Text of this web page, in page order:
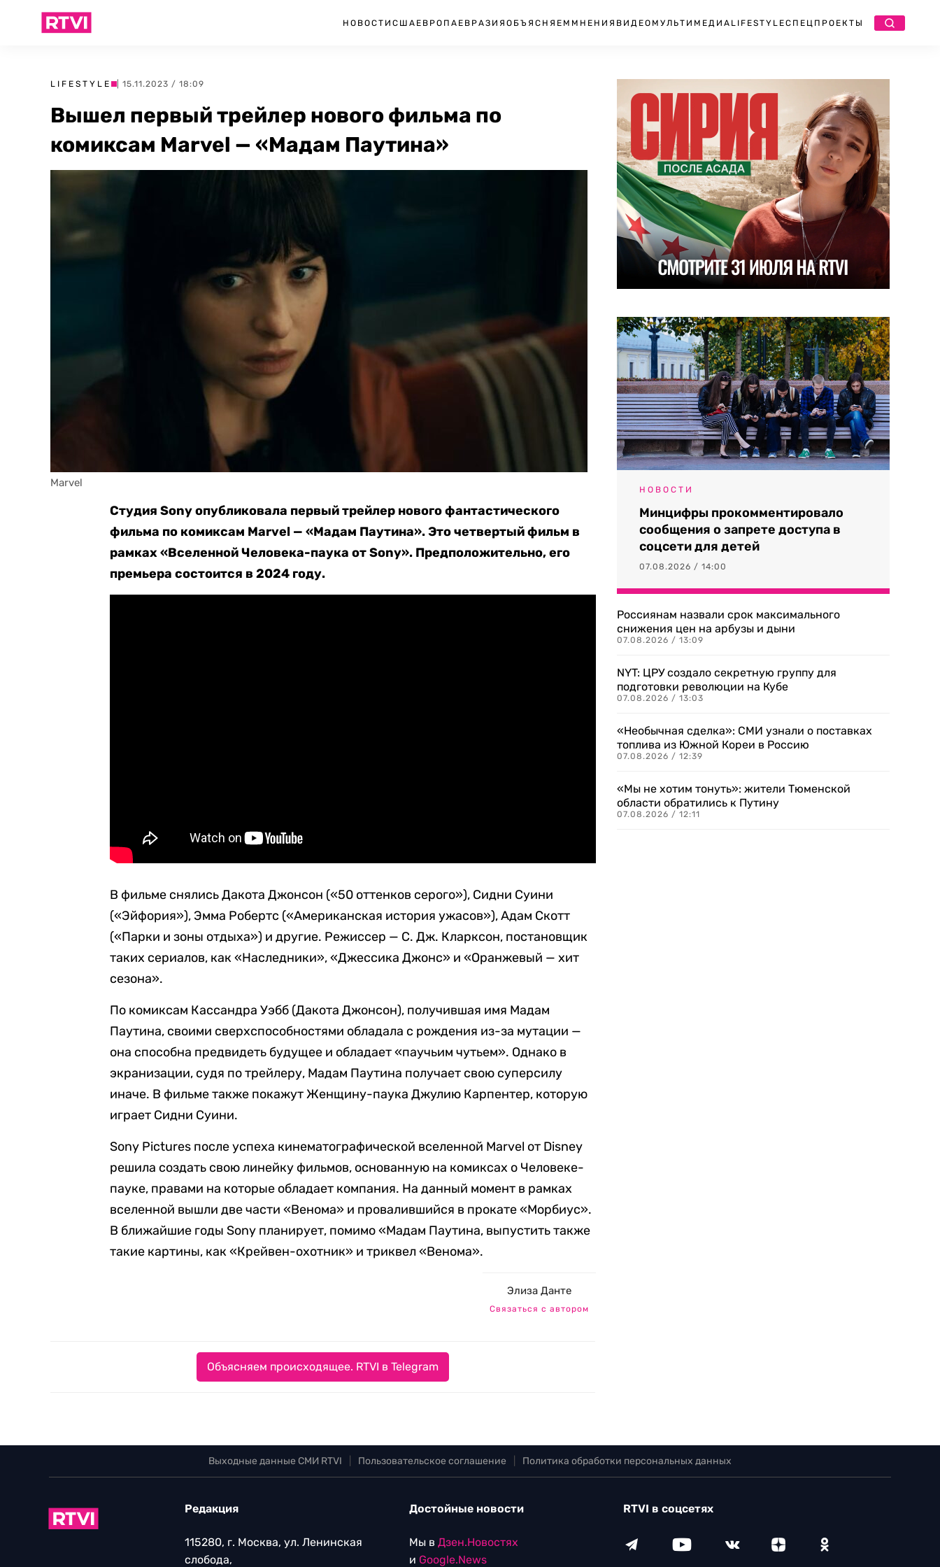
НОВОСТИ США ЕВРОПА ЕВРАЗИЯ ОБЪЯСНЯЕМ МНЕНИЯ ВИДЕО МУЛЬТИМЕДИА LIFESTYLEСПЕЦПРОЕКТЫ
LIFESTYLE | 15.11.2023 / 18:09
Вышел первый трейлер нового фильма по
комиксам Marvel — «Мадам Паутина»
Marvel
Студия Sony опубликовала первый трейлер нового фантастического
фильма по комиксам Marvel — «Мадам Паутина». Это четвертый фильм в
рамках «Вселенной Человека-паука от Sony». Предположительно, его
премьера состоится в 2024 году.
В фильме снялись Дакота Джонсон («50 оттенков серого»), Сидни Суини
(«Эйфория»), Эмма Робертс («Американская история ужасов»), Адам Скотт
(«Парки и зоны отдыха») и другие. Режиссер — С. Дж. Кларксон, постановщик
таких сериалов, как «Наследники», «Джессика Джонс» и «Оранжевый — хит
сезона».
По комиксам Кассандра Уэбб (Дакота Джонсон), получившая имя Мадам
Паутина, своими сверхспособностями обладала с рождения из-за мутации —
она способна предвидеть будущее и обладает «паучьим чутьем». Однако в
экранизации, судя по трейлеру, Мадам Паутина получает свою суперсилу
иначе. В фильме также покажут Женщину-паука Джулию Карпентер, которую
играет Сидни Суини.
Sony Pictures после успеха кинематографической вселенной Marvel от Disney
решила создать свою линейку фильмов, основанную на комиксах о Человеке-
пауке, правами на которые обладает компания. На данный момент в рамках
вселенной вышли две части «Венома» и провалившийся в прокате «Морбиус».
В ближайшие годы Sony планирует, помимо «Мадам Паутина, выпустить также
такие картины, как «Крейвен-охотник» и триквел «Венома».
Элиза Данте
Связаться с автором
Объясняем происходящее. RTVI в Telegram
НОВОСТИ
Минцифры прокомментировало
сообщения о запрете доступа в
соцсети для детей
07.08.2026 / 14:00
Россиянам назвали срок максимального
снижения цен на арбузы и дыни
07.08.2026 / 13:09
NYT: ЦРУ создало секретную группу для
подготовки революции на Кубе
07.08.2026 / 13:03
«Необычная сделка»: СМИ узнали о поставках
топлива из Южной Кореи в Россию
07.08.2026 / 12:39
«Мы не хотим тонуть»: жители Тюменской
области обратились к Путину
07.08.2026 / 12:11
Выходные данные СМИ RTVI Пользовательское соглашение Политика обработки персональных данных
Редакция
115280, г. Москва, ул. Ленинская
слобода,
Достойные новости
Мы в Дзен.Новостях
и Google.News
RTVI в соцсетях